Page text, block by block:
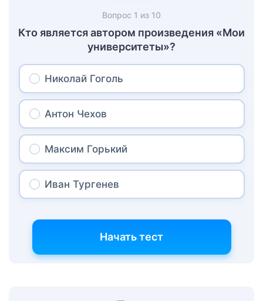
Вопрос 1 из 10
Кто является автором произведения «Мои
университеты»?
Николай Гоголь
Антон Чехов
Максим Горький
Иван Тургенев
Начать тест